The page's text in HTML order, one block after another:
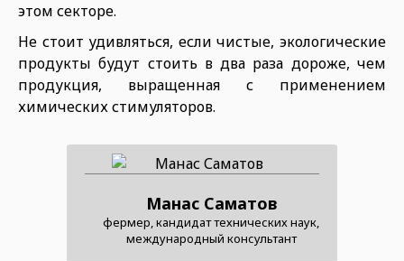
этом секторе.
Не стоит удивляться, если чистые, экологические
продукты будут стоить в два раза дороже, чем
продукция, выращенная с применением
химических стимуляторов.
Манас Саматов
фермер, кандидат технических наук,
международный консультант